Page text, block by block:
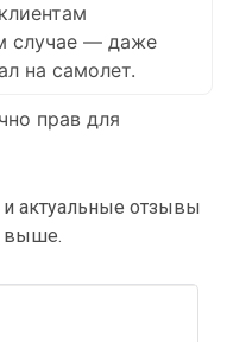
случае — даже
на самолет.
прав для
актуальные отзывы
выше.